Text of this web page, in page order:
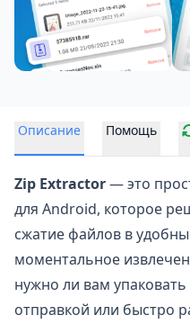
Описание Помощь
Zip Extractor— это
для Android, которое
сжатие файлов в
моментальное
нужно ли вам
отправкой или быстро